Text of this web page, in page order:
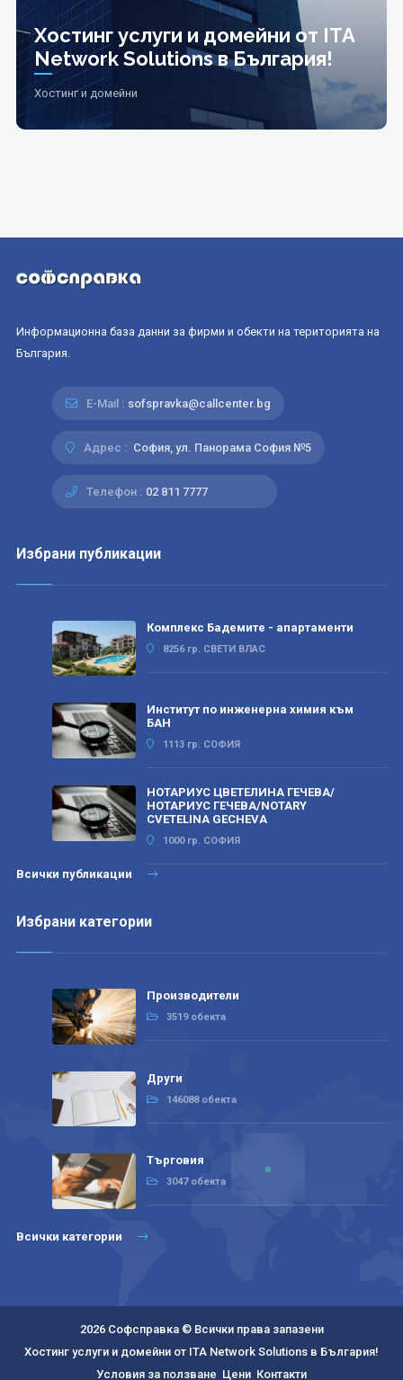
Хостинг услуги и домейни от ITA
Network Solutions в България!
Хостинг и домейни
Информационна база данни за фирми и обекти на територията на
България.
E-Mail : sofspravka@callcenter.bg
Адрес : София, ул. Панорама София №5
Телефон : 02 811 7777
Избрани публикации
Комплекс Бадемите - апартаменти
8256 гр. СВЕТИ ВЛАС
Институт по инженерна химия към
БАН
1113 гр. СОФИЯ
НОТАРИУС ЦВЕТЕЛИНА ГЕЧЕВА/
НОТАРИУС ГЕЧЕВА/NOTARY
CVETELINA GECHEVA
1000 гр. СОФИЯ
Всички публикации
Избрани категории
Производители
3519 обекта
Други
146088 обекта
Търговия
3047 обекта
Всички категории
2026 Софсправка © Всички права запазени
Хостинг услуги и домейни от ITA Network Solutions в България!
Условия за ползване Цени Контакти